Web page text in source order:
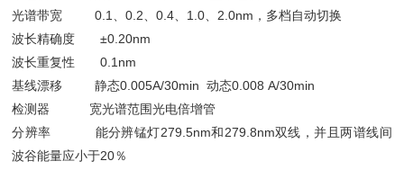
光谱带宽 0.1、0.2、0.4、1.0、2.0nm，多档自动切换
波长精确度 ±0.20nm
波长重复性 0.1nm
基线漂移 静态0.005A/30min 动态0.008 A/30min
检测器 宽光谱范围光电倍增管
分辨率 能分辨锰灯279.5nm和279.8nm双线，并且两谱线间
波谷能量应小于20％